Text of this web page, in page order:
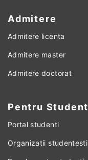
Admitere
Admitere licenta
Admitere master
Admitere doctorat
Pentru
Portal studenti
Organizatii studentesti